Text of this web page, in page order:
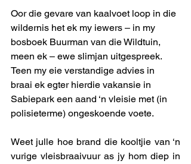
Oor die gevare van kaalvoet loop in die
wildernis het ek my iewers – in my
bosboek Buurman van die Wildtuin,
meen ek – ewe slimjan uitgespreek.
Teen my eie verstandige advies in
braai ek egter hierdie vakansie in
Sabiepark een aand ‘n vleisie met (in
polisieterme) ongeskoende voete.
Weet julle hoe brand die kooltjie van ‘n
vurige vleisbraaivuur as jy hom diep in